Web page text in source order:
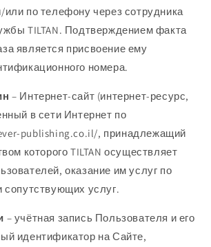
по телефону через сотрудника
TILTAN. Подтверждением факта
является присвоение ему
номера.
– Интернет-сайт (интернет-ресурс,
в сети Интернет по
publishing.co.il/, принадлежащий
которого TILTAN осуществляет
оказание им услуг по
сопутствующих услуг.
– учётная запись Пользователя и его
идентификатор на Сайте,